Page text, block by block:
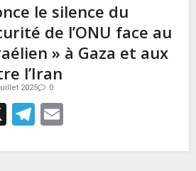
le silence du
de l’ONU face au
» à Gaza et aux
l’Iran
2025 0
X Telegram